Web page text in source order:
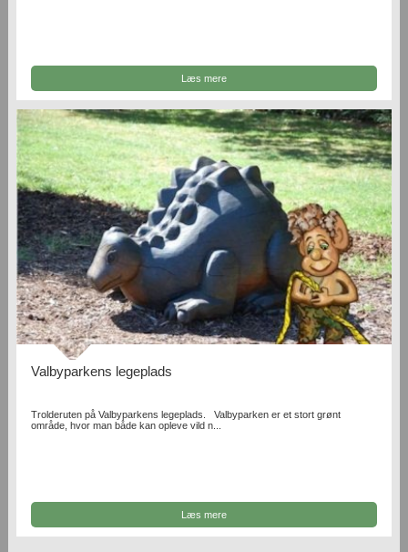
Læs mere
Valbyparkens legeplads
Trolderuten på Valbyparkens legeplads. Valbyparken er et stort grønt
område, hvor man både kan opleve vild n...
Læs mere